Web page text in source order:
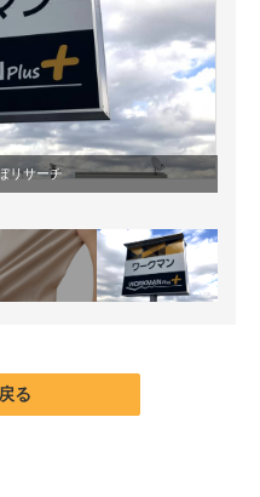
リサーチ
る